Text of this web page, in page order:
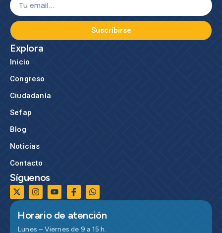
Suscribirse
Explora
Inicio
Congreso
Ciudadanía
Sefap
Blog
Noticias
Contacto
Síguenos
Horario de atención
Lunes – Viernes de 9 a 15 h.